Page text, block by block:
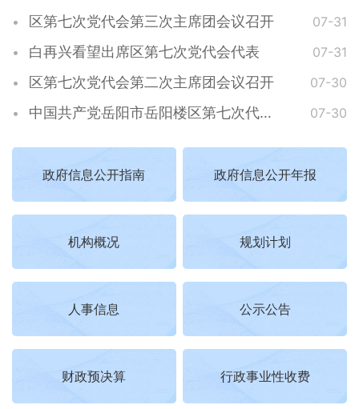
区第七次党代会第三次主席团会议召开 07-31
白再兴看望出席区第七次党代会代表 07-31
区第七次党代会第二次主席团会议召开 07-30
中国共产党岳阳市岳阳楼区第七次代表大会开幕 07-30
政府信息公开指南 政府信息公开年报
机构概况 规划计划
人事信息 公示公告
财政预决算 行政事业性收费